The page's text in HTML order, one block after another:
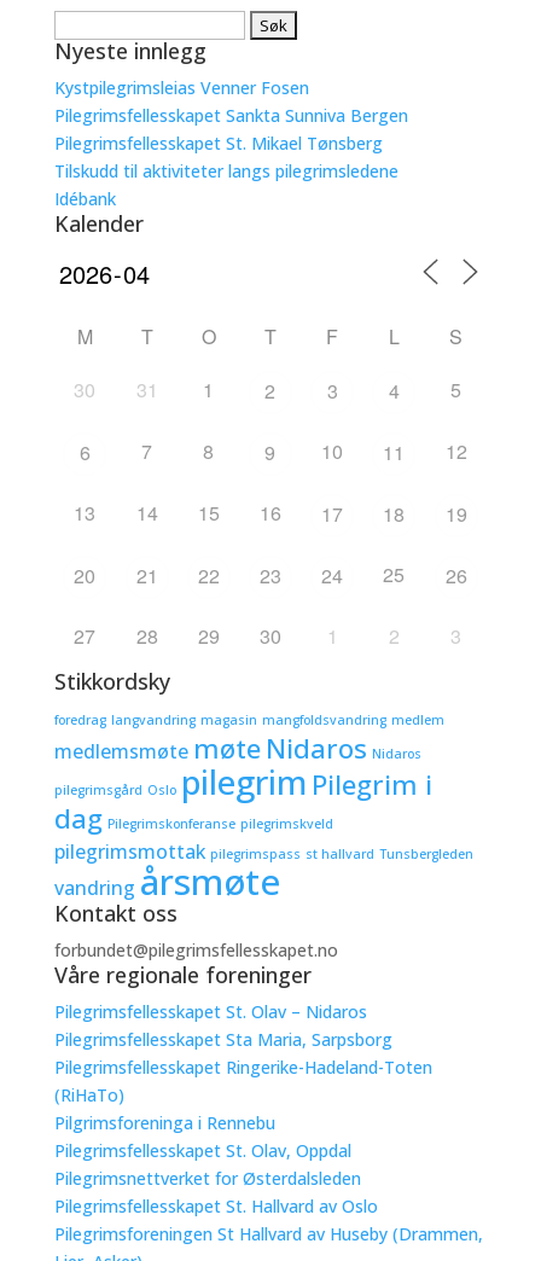
etter:
Nyeste innlegg
Kystpilegrimsleias Venner Fosen
Pilegrimsfellesskapet Sankta Sunniva Bergen
Pilegrimsfellesskapet St. Mikael Tønsberg
Tilskudd til aktiviteter langs pilegrimsledene
Idébank
Kalender
M T O T F L
S
30
31 1 2 3 4 5
6 7 8 9 10 11 12
13 14 15 16 17 18 19
20 21 22 23 24 25 26
27 28 29 30 1 2 3
Stikkordsky
foredrag langvandring magasin mangfoldsvandring medlem
medlemsmøte møte Nidaros Nidaros
pilegrimsgård Oslo pilegrim Pilegrim i
dag Pilegrimskonferanse pilegrimskveld
pilegrimsmottak pilegrimspass st hallvard Tunsbergleden
vandring årsmøte
Kontakt oss
forbundet@pilegrimsfellesskapet.no
Våre regionale foreninger
Pilegrimsfellesskapet St. Olav – Nidaros
Pilegrimsfellesskapet Sta Maria, Sarpsborg
Pilegrimsfellesskapet Ringerike-Hadeland-Toten
(RiHaTo)
Pilgrimsforeninga i Rennebu
Pilegrimsfellesskapet St. Olav, Oppdal
Pilegrimsnettverket for Østerdalsleden
Pilegrimsfellesskapet St. Hallvard av Oslo
Pilegrimsforeningen St Hallvard av Huseby (Drammen,